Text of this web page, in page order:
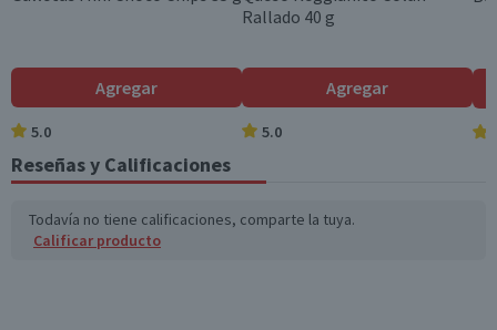
Hidratos de Carbon
o disponibles (g)
33,1 9,3
Azúcares totales
(g)
*Ingesta de referencia de un adulto promedio (8400 kj / 2000 kcal)
Agregar
5.0
Rallado 40 g
Agregar
5.0
Reseñas y Calificaciones
Todavía no tiene calificaciones, comparte la tuya.
Calificar producto